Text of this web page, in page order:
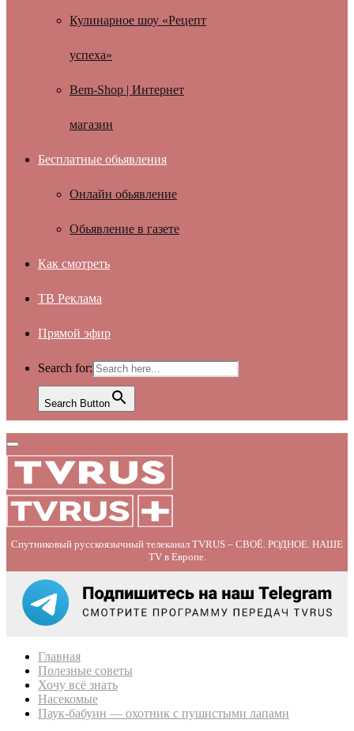
Кулинарное шоу «Рецепт
успеха»
Bem-Shop | Интернет
магазин
Бесплатные обьявления
Онлайн обьявление
Обьявление в газете
Как смотреть
ТВ Реклама
Прямой эфир
Search for:
Search Button
Primary
Menu
Спутниковый русскоязычный телеканал TVRUS – СВОЁ. РОДНОЕ. НАШЕ
TV в Европе.
Главная
Полезные советы
Хочу всё знать
Насекомые
Паук-бабуин — охотник с пушистыми лапами